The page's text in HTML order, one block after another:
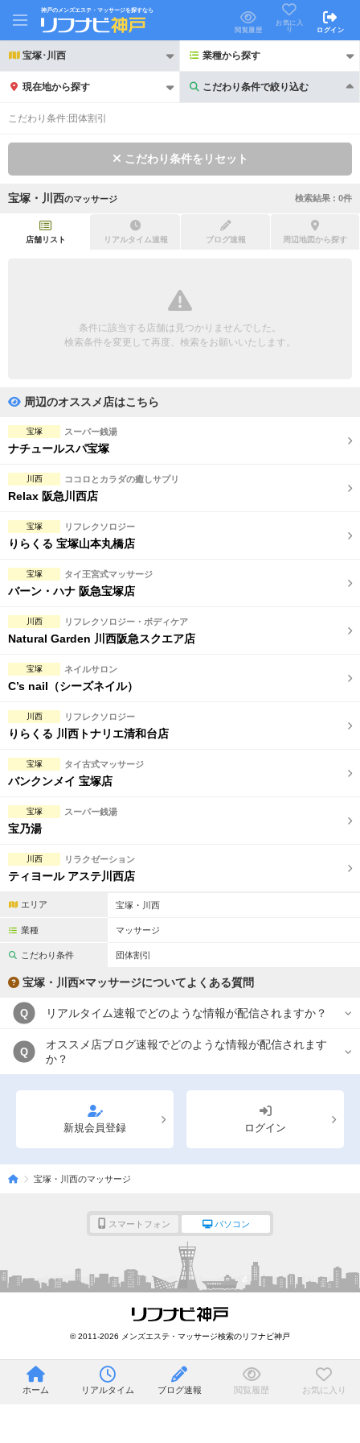
神戸のメンズエステ・マッサージを探すなら
閲覧履歴
お気に入
り
ログイン
宝塚･川西 業種から探す
現在地から探す こだわり条件で絞り込む
こだわり条件で絞り込む
初回割引あり リピーター割引あり
団体様歓迎
ペアルームあり
フットバスあり
日本人スタッフのみ
スタッフ指名可
こだわり条件を変更
閉じる
こだわり条件:団体割引
こだわり条件をリセット
宝塚・川西のマッサージ 検索結果 : 0件
店舗リスト リアルタイム速報 ブログ速報 周辺地図から探す
条件に該当する店舗は見つかりませんでした。
検索条件を変更して再度、検索をお願いいたします。
周辺のオススメ店はこちら
宝塚 スーパー銭湯
ナチュールスパ宝塚
川西 ココロとカラダの癒しサプリ
Relax 阪急川西店
宝塚 リフレクソロジー
りらくる 宝塚山本丸橋店
宝塚 タイ王宮式マッサージ
バーン・ハナ 阪急宝塚店
川西 リフレクソロジー・ボディケア
Natural Garden 川西阪急スクエア店
宝塚 ネイルサロン
C’s nail（シーズネイル）
川西 リフレクソロジー
りらくる 川西トナリエ清和台店
宝塚 タイ古式マッサージ
バンクンメイ 宝塚店
宝塚 スーパー銭湯
宝乃湯
川西 リラクゼーション
ティヨール アステ川西店
エリア 宝塚・川西
業種 マッサージ
こだわり条件 団体割引
宝塚・川西×マッサージについてよくある質問
Q リアルタイム速報でどのような情報が配信されますか？
Q
オススメ店ブログ速報でどのような情報が配信されます
か？
新規会員登録 ログイン
宝塚・川西のマッサージ
スマートフォン パソコン
© 2011-2026 メンズエステ・マッサージ検索のリフナビ神戸
ホーム リアルタイム ブログ速報 閲覧履歴 お気に入り